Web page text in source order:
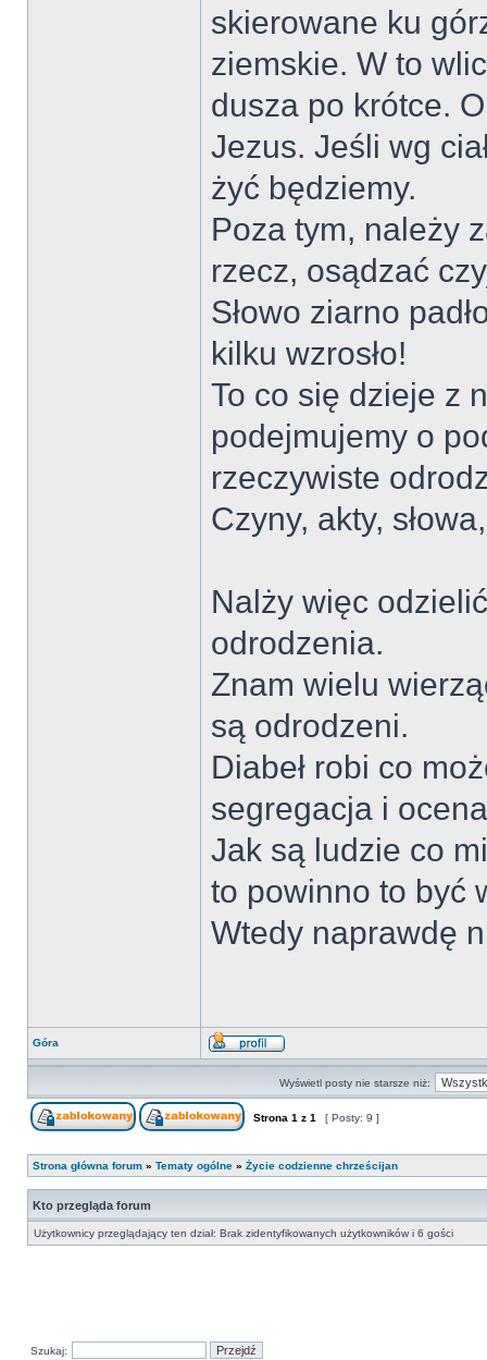
skierowane ku
ziemskie. W to
dusza po krótce.
Jezus. Jeśli wg
żyć będziemy.
Poza tym, należy
rzecz, osądzać
Słowo ziarno
kilku wzrosło!
To co się dzieje z
podejmujemy o
rzeczywiste
Czyny, akty,
Nalży więc
odrodzenia.
Znam wielu
są odrodzeni.
Diabeł robi co
segregacja i
Jak są ludzie co
to powinno to być
Wtedy naprawdę
Góra
Wyświetl posty nie starsze niż:
Strona 1 z 1 [ Posty: 9 ]
Strona główna forum » Tematy ogólne » Życie codzienne chrześcijan
Kto przegląda forum
Użytkownicy przeglądający ten dział: Brak zidentyfikowanych użytkowników i 6 gości
Szukaj: